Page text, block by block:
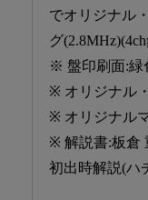
でオリジナル
グ
※ 盤印刷面:緑
※ オリジナル
※ オリジナル
※ 解説書:板倉
初出時解説(ハ